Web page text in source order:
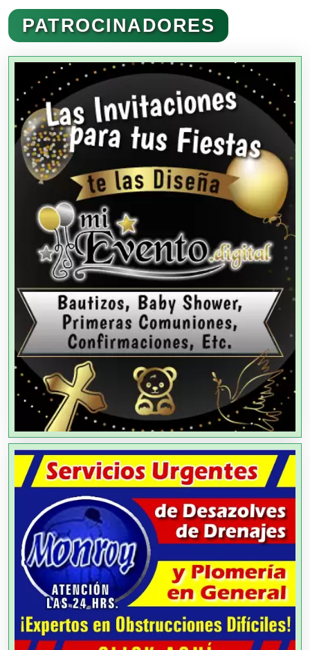
Administración de Empresas
Agencias Aduanales
Agencias de Autos
Agencias de Cobranza
Agencias de Colocación
Agencias de Modelos
Agencias de Publicidad
Agencias de Viajes
Agricultores
Agricultura y Ganadería
Agua Purificada
Aire Acondicionado
Alarmas
PATROCINADORES